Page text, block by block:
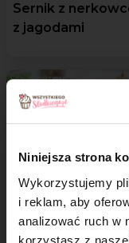
Niniejsza strona
Wykorzystujemy
i reklam, aby
analizować ruch w
korzystasz z
Sernik z
z jagodami
Jaglane ciasto
marchewkowe